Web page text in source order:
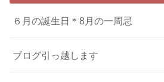
６月の誕生日＊8月の一周忌
ブログ引っ越します